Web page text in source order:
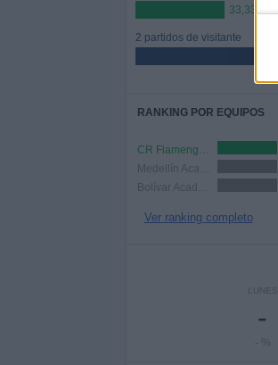
33,33%
2 partidos de visitante
RANKING POR EQUIPOS
CR Flamengo Academy
Ver ranking completo
LUNES
-
- %